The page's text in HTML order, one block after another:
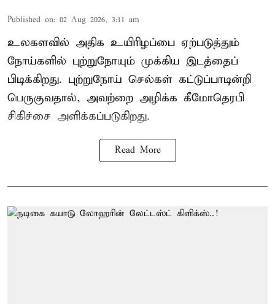
Published on: 02 Aug 2026, 3:11 am
உலகளவில் அதிக உயிரிழப்பை ஏற்படுத்தும்
நோய்களில் புற்றுநோயும் முக்கிய இடத்தைப்
பிடிக்கிறது. புற்றுநோய் செல்கள் கட்டுப்பாடின்றி
பெருகுவதால், அவற்றை அழிக்க கீமோதெரபி
சிகிச்சை அளிக்கப்படுகிறது.
Read More